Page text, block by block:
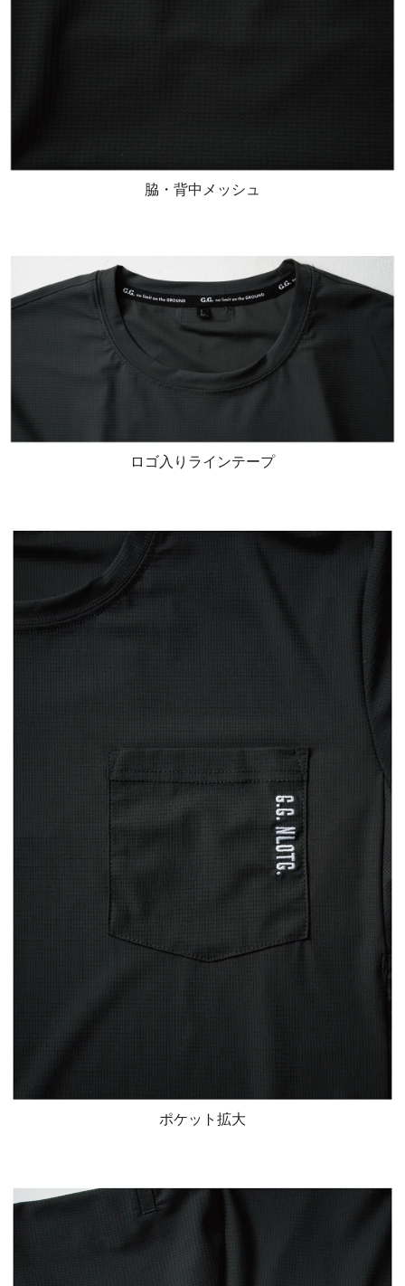
脇・背中メッシュ
ロゴ入りラインテープ
ポケット拡大